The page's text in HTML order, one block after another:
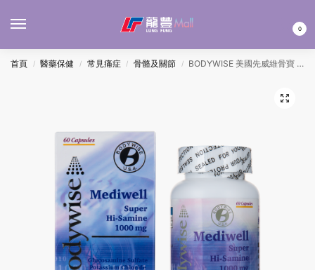
0
首頁 / 醫藥保健 / 常見痛症 / 骨骼及關節 / BODYWISE 美國先威維骨寶 60’S